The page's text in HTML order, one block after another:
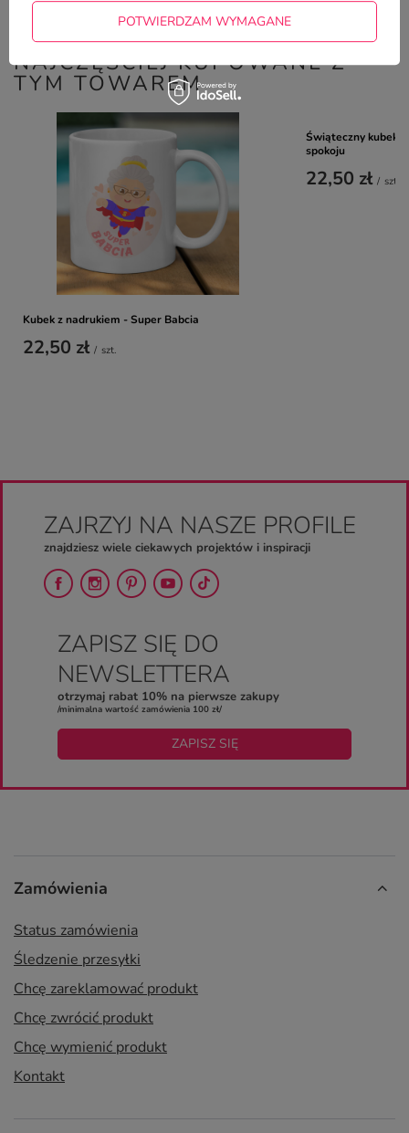
NAJCZĘŚCIEJ KUPOWANE Z
TYM TOWAREM
Kubek z nadrukiem - Super Babcia
22,50 zł / szt.
Świąteczny kubek
spokoju
22,50 zł / szt.
ZAJRZYJ NA NASZE PROFILE
znajdziesz wiele ciekawych projektów i inspiracji
ZAPISZ SIĘ DO
NEWSLETTERA
otrzymaj rabat 10% na pierwsze zakupy
/minimalna wartość zamówienia 100 zł/
ZAPISZ SIĘ
Zamówienia
Status zamówienia
Śledzenie przesyłki
Chcę zareklamować produkt
Chcę zwrócić produkt
Chcę wymienić produkt
Kontakt
POTWIERDZAM WYMAGANE